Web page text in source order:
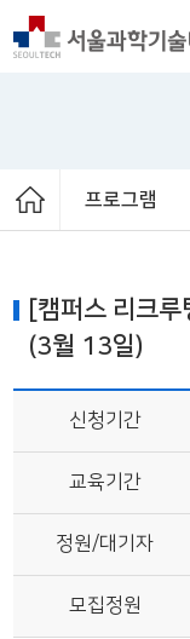
프로그램
[캠퍼스 리크
(3월 13일)
신청기간
교육기간
정원/대기자
모집정원